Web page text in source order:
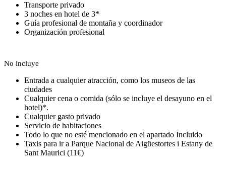
Transporte privado
3 noches en hotel de 3*
Guía profesional de montaña y coordinador
Organización profesional
No incluye
Entrada a cualquier atracción, como los museos de las
ciudades
Cualquier cena o comida (sólo se incluye el desayuno en el
hotel)*.
Cualquier gasto privado
Servicio de habitaciones
Todo lo que no esté mencionado en el apartado Incluido
Taxis para ir a Parque Nacional de Aigüestortes i Estany de
Sant Maurici (11€)